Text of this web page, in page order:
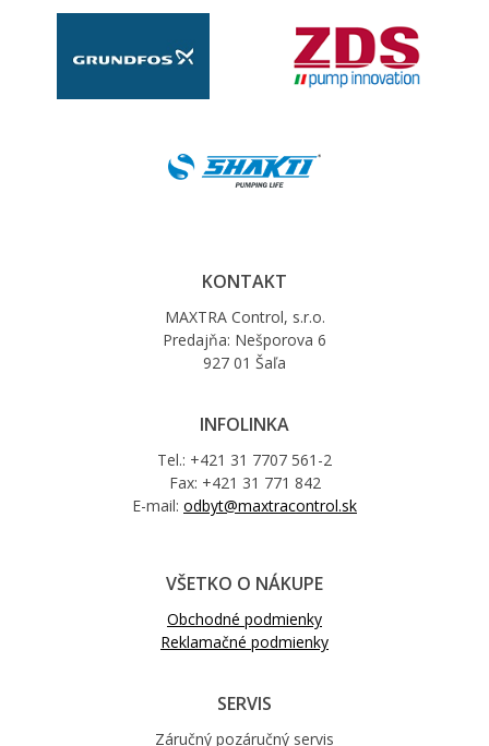
KONTAKT
MAXTRA Control, s.r.o.
Predajňa: Nešporova 6
927 01 Šaľa
INFOLINKA
Tel.: +421 31 7707 561-2
Fax: +421 31 771 842
E-mail: odbyt@maxtracontrol.sk
VŠETKO O NÁKUPE
Obchodné podmienky
Reklamačné podmienky
SERVIS
Záručný pozáručný servis